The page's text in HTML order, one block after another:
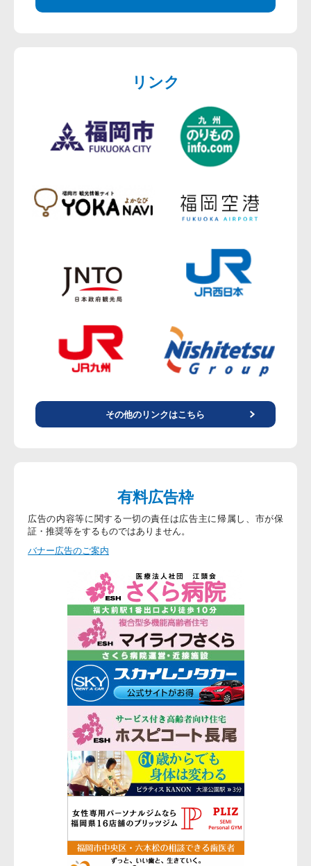
リンク
その他のリンクはこちら
有料広告枠
広告の内容等に関する一切の責任は広告主に帰属し、市が保
証・推奨等をするものではありません。
バナー広告のご案内